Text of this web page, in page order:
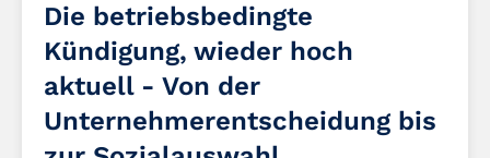
Die betriebsbedingte
Kündigung, wieder hoch
aktuell - Von der
Unternehmerentscheidung bis